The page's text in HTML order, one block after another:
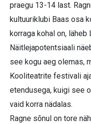
praegu 13-14 last.
kultuuriklubi Baas osa
korraga kohal on,
Näitlejapotentsiaali
see kogu aeg olemas,
Kooliteatrite festivali
etendusega, kuigi see
vaid korra nädalas.
Ragne sõnul on tore